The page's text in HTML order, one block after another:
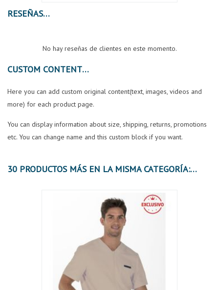
RESEÑAS
No hay reseñas de clientes en este momento.
CUSTOM CONTENT
Here you can add custom original content(text, images, videos and
more) for each product page.
You can display information about size, shipping, returns, promotions
etc. You can change name and this custom block if you want.
30 PRODUCTOS MÁS EN LA MISMA CATEGORÍA: